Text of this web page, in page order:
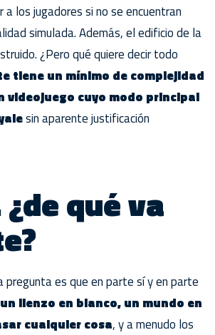
a los jugadores si no se encuentran
simulada. Además, el edificio de la
¿Pero qué quiere decir todo
tiene un mínimo de complejidad
videojuego cuyo modo principal
sin aparente justificación
qué va
pregunta es que en parte sí y en parte
lienzo en blanco, un mundo en
cualquier cosa, y a menudo los